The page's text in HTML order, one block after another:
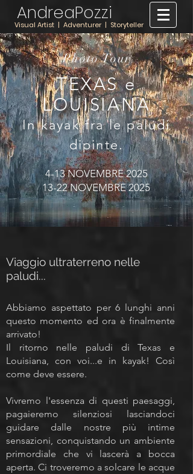
AndreaPozzi
Visual Artist | Adventurer | Storyteller
Photo Tour
TEXAS e
LOUISIANA
In kayak fra le paludi
dipinte.
4-13 NOVEMBRE 2025
13-22 NOVEMBRE 2025
Viaggio ultraterreno nelle
paludi...
Abbiamo aspettato per 6 lunghi anni
questo momento ed ora è finalmente
arrivato!
Il ritorno nelle paludi di Texas e
Louisiana, con voi...e in kayak! Così
come deve essere.
Vivremo l'essenza di questi paesaggi,
pagaieremo silenziosi lasciandoci
guidare dalle nostre più intime
sensazioni, conquistando un ambiente
primordiale che vi lascerà a bocca
aperta.Ci troveremo a solcare le acque